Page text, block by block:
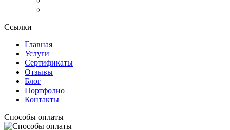
Ссылки
Главная
Услуги
Сертификаты
Отзывы
Блог
Портфолио
Контакты
Способы оплаты